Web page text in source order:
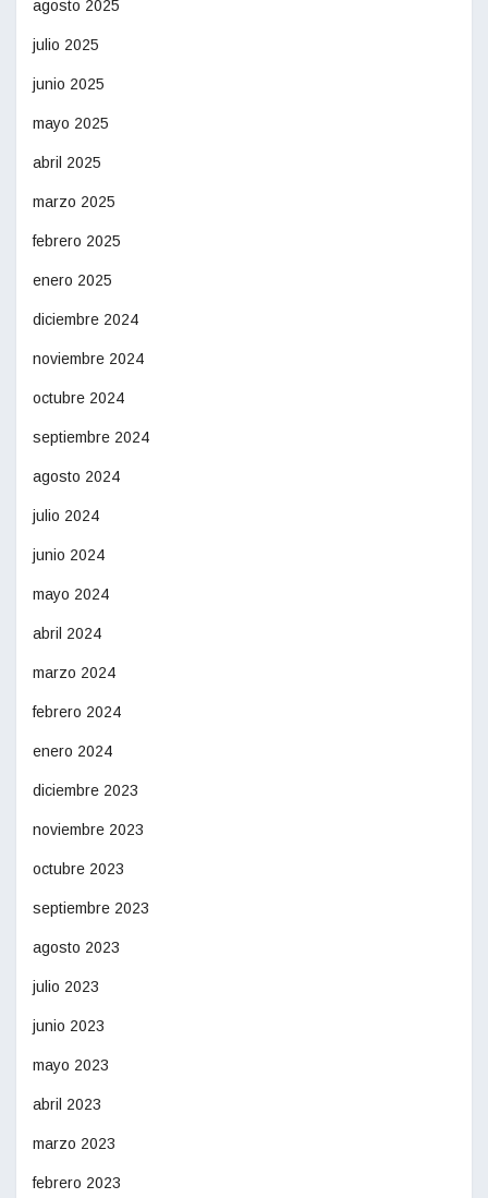
agosto 2025
julio 2025
junio 2025
mayo 2025
abril 2025
marzo 2025
febrero 2025
enero 2025
diciembre 2024
noviembre 2024
octubre 2024
septiembre 2024
agosto 2024
julio 2024
junio 2024
mayo 2024
abril 2024
marzo 2024
febrero 2024
enero 2024
diciembre 2023
noviembre 2023
octubre 2023
septiembre 2023
agosto 2023
julio 2023
junio 2023
mayo 2023
abril 2023
marzo 2023
febrero 2023